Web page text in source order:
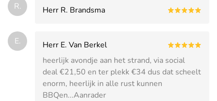
R. Herr R. Brandsma
E.
Herr E. Van Berkel
heerlijk avondje aan het strand, via social
deal €21,50 en ter plekk €34 dus dat scheelt
enorm, heerlijk in alle rust kunnen
BBQen...Aanrader